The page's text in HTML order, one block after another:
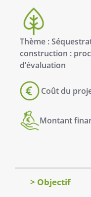
Thème :
construction :
d’évaluation
Coût du
Montant
> Objectif